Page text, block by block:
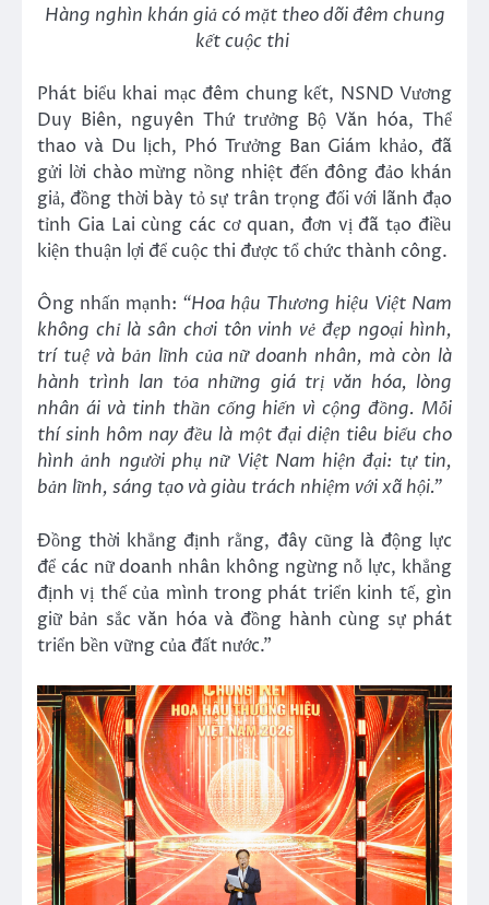
Hàng nghìn khán giả có mặt theo dõi đêm chung
kết cuộc thi
Phát biểu khai mạc đêm chung kết, NSND Vương
Duy Biên, nguyên Thứ trưởng Bộ Văn hóa, Thể
thao và Du lịch, Phó Trưởng Ban Giám khảo, đã
gửi lời chào mừng nồng nhiệt đến đông đảo khán
giả, đồng thời bày tỏ sự trân trọng đối với lãnh đạo
tỉnh Gia Lai cùng các cơ quan, đơn vị đã tạo điều
kiện thuận lợi để cuộc thi được tổ chức thành công.
Ông nhấn mạnh: “Hoa hậu Thương hiệu Việt Nam
không chỉ là sân chơi tôn vinh vẻ đẹp ngoại hình,
trí tuệ và bản lĩnh của nữ doanh nhân, mà còn là
hành trình lan tỏa những giá trị văn hóa, lòng
nhân ái và tinh thần cống hiến vì cộng đồng. Mỗi
thí sinh hôm nay đều là một đại diện tiêu biểu cho
hình ảnh người phụ nữ Việt Nam hiện đại: tự tin,
bản lĩnh, sáng tạo và giàu trách nhiệm với xã hội.”
Đồng thời khẳng định rằng, đây cũng là động lực
để các nữ doanh nhân không ngừng nỗ lực, khẳng
định vị thế của mình trong phát triển kinh tế, gìn
giữ bản sắc văn hóa và đồng hành cùng sự phát
triển bền vững của đất nước.”